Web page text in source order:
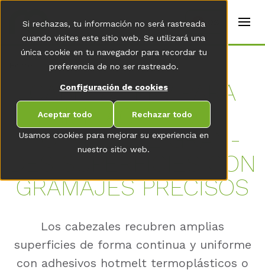
Usamos cookies para mejorar su experiencia en
nuestro sitio web.
Si rechazas, tu información no será rastreada
cuando visites este sitio web. Se utilizará una
única cookie en tu navegador para recordar tu
preferencia de no ser rastreado.
Configuración de cookies
Aceptar todo Rechazar todo
t
r
s
E
n
s
)
CA­BE­ZAL FKV PARA
LA­MI­N­ACIÓN CON
HOT­MELT DE GRAN­
DES SU­PER­FI­CIES CON
GRA­MA­JES PRE­CI­SOS
Los cabezales recubren amplias
superficies de forma continua y uniforme
con adhesivos hotmelt termoplásticos o